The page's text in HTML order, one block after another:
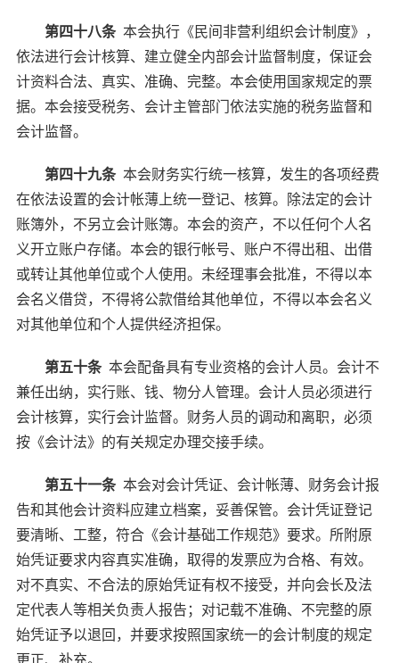
第四十八条本会执行《民间非营利组织会计制度》，
依法进行会计核算、建立健全内部会计监督制度，保证会
计资料合法、真实、准确、完整。本会使用国家规定的票
据。本会接受税务、会计主管部门依法实施的税务监督和
会计监督。
第四十九条本会财务实行统一核算，发生的各项经费
在依法设置的会计帐薄上统一登记、核算。除法定的会计
账簿外，不另立会计账簿。本会的资产，不以任何个人名
义开立账户存储。本会的银行帐号、账户不得出租、出借
或转让其他单位或个人使用。未经理事会批准，不得以本
会名义借贷，不得将公款借给其他单位，不得以本会名义
对其他单位和个人提供经济担保。
第五十条本会配备具有专业资格的会计人员。会计不
兼任出纳，实行账、钱、物分人管理。会计人员必须进行
会计核算，实行会计监督。财务人员的调动和离职，必须
按《会计法》的有关规定办理交接手续。
第五十一条本会对会计凭证、会计帐薄、财务会计报
告和其他会计资料应建立档案，妥善保管。会计凭证登记
要清晰、工整，符合《会计基础工作规范》要求。所附原
始凭证要求内容真实准确，取得的发票应为合格、有效。
对不真实、不合法的原始凭证有权不接受，并向会长及法
定代表人等相关负责人报告；对记载不准确、不完整的原
始凭证予以退回，并要求按照国家统一的会计制度的规定
更正、补充。